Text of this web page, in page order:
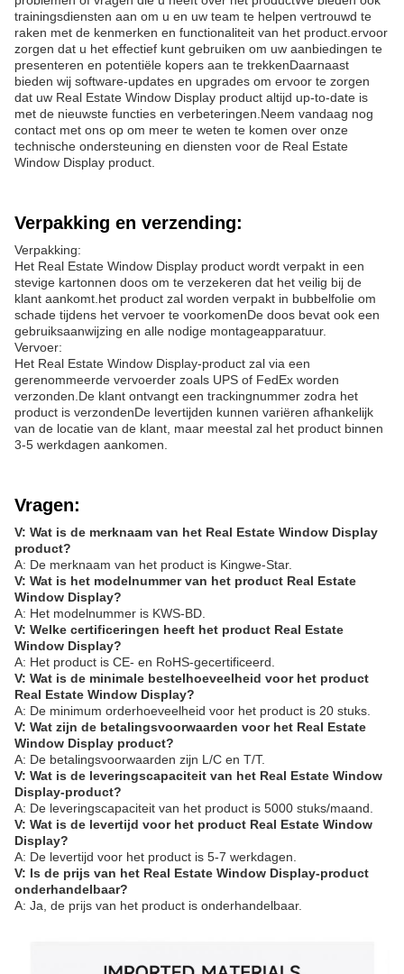
trainingsdiensten aan om u en uw team te helpen vertrouwd te
raken met de kenmerken en functionaliteit van het product.ervoor
zorgen dat u het effectief kunt gebruiken om uw aanbiedingen te
presenteren en potentiële kopers aan te trekkenDaarnaast
bieden wij software-updates en upgrades om ervoor te zorgen
dat uw Real Estate Window Display product altijd up-to-date is
met de nieuwste functies en verbeteringen.Neem vandaag nog
contact met ons op om meer te weten te komen over onze
technische ondersteuning en diensten voor de Real Estate
Window Display product.
Verpakking en verzending:
Verpakking:
Het Real Estate Window Display product wordt verpakt in een
stevige kartonnen doos om te verzekeren dat het veilig bij de
klant aankomt.het product zal worden verpakt in bubbelfolie om
schade tijdens het vervoer te voorkomenDe doos bevat ook een
gebruiksaanwijzing en alle nodige montageapparatuur.
Vervoer:
Het Real Estate Window Display-product zal via een
gerenommeerde vervoerder zoals UPS of FedEx worden
verzonden.De klant ontvangt een trackingnummer zodra het
product is verzondenDe levertijden kunnen variëren afhankelijk
van de locatie van de klant, maar meestal zal het product binnen
3-5 werkdagen aankomen.
Vragen:
V: Wat is de merknaam van het Real Estate Window Display
product?
A: De merknaam van het product is Kingwe-Star.
V: Wat is het modelnummer van het product Real Estate
Window Display?
A: Het modelnummer is KWS-BD.
V: Welke certificeringen heeft het product Real Estate
Window Display?
A: Het product is CE- en RoHS-gecertificeerd.
V: Wat is de minimale bestelhoeveelheid voor het product
Real Estate Window Display?
A: De minimum orderhoeveelheid voor het product is 20 stuks.
V: Wat zijn de betalingsvoorwaarden voor het Real Estate
Window Display product?
A: De betalingsvoorwaarden zijn L/C en T/T.
V: Wat is de leveringscapaciteit van het Real Estate Window
Display-product?
A: De leveringscapaciteit van het product is 5000 stuks/maand.
V: Wat is de levertijd voor het product Real Estate Window
Display?
A: De levertijd voor het product is 5-7 werkdagen.
V: Is de prijs van het Real Estate Window Display-product
onderhandelbaar?
A: Ja, de prijs van het product is onderhandelbaar.